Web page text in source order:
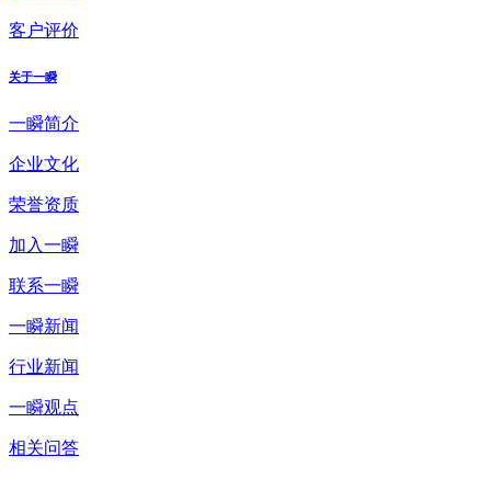
客户评价
关于一瞬
一瞬简介
企业文化
荣誉资质
加入一瞬
联系一瞬
一瞬新闻
行业新闻
一瞬观点
相关问答